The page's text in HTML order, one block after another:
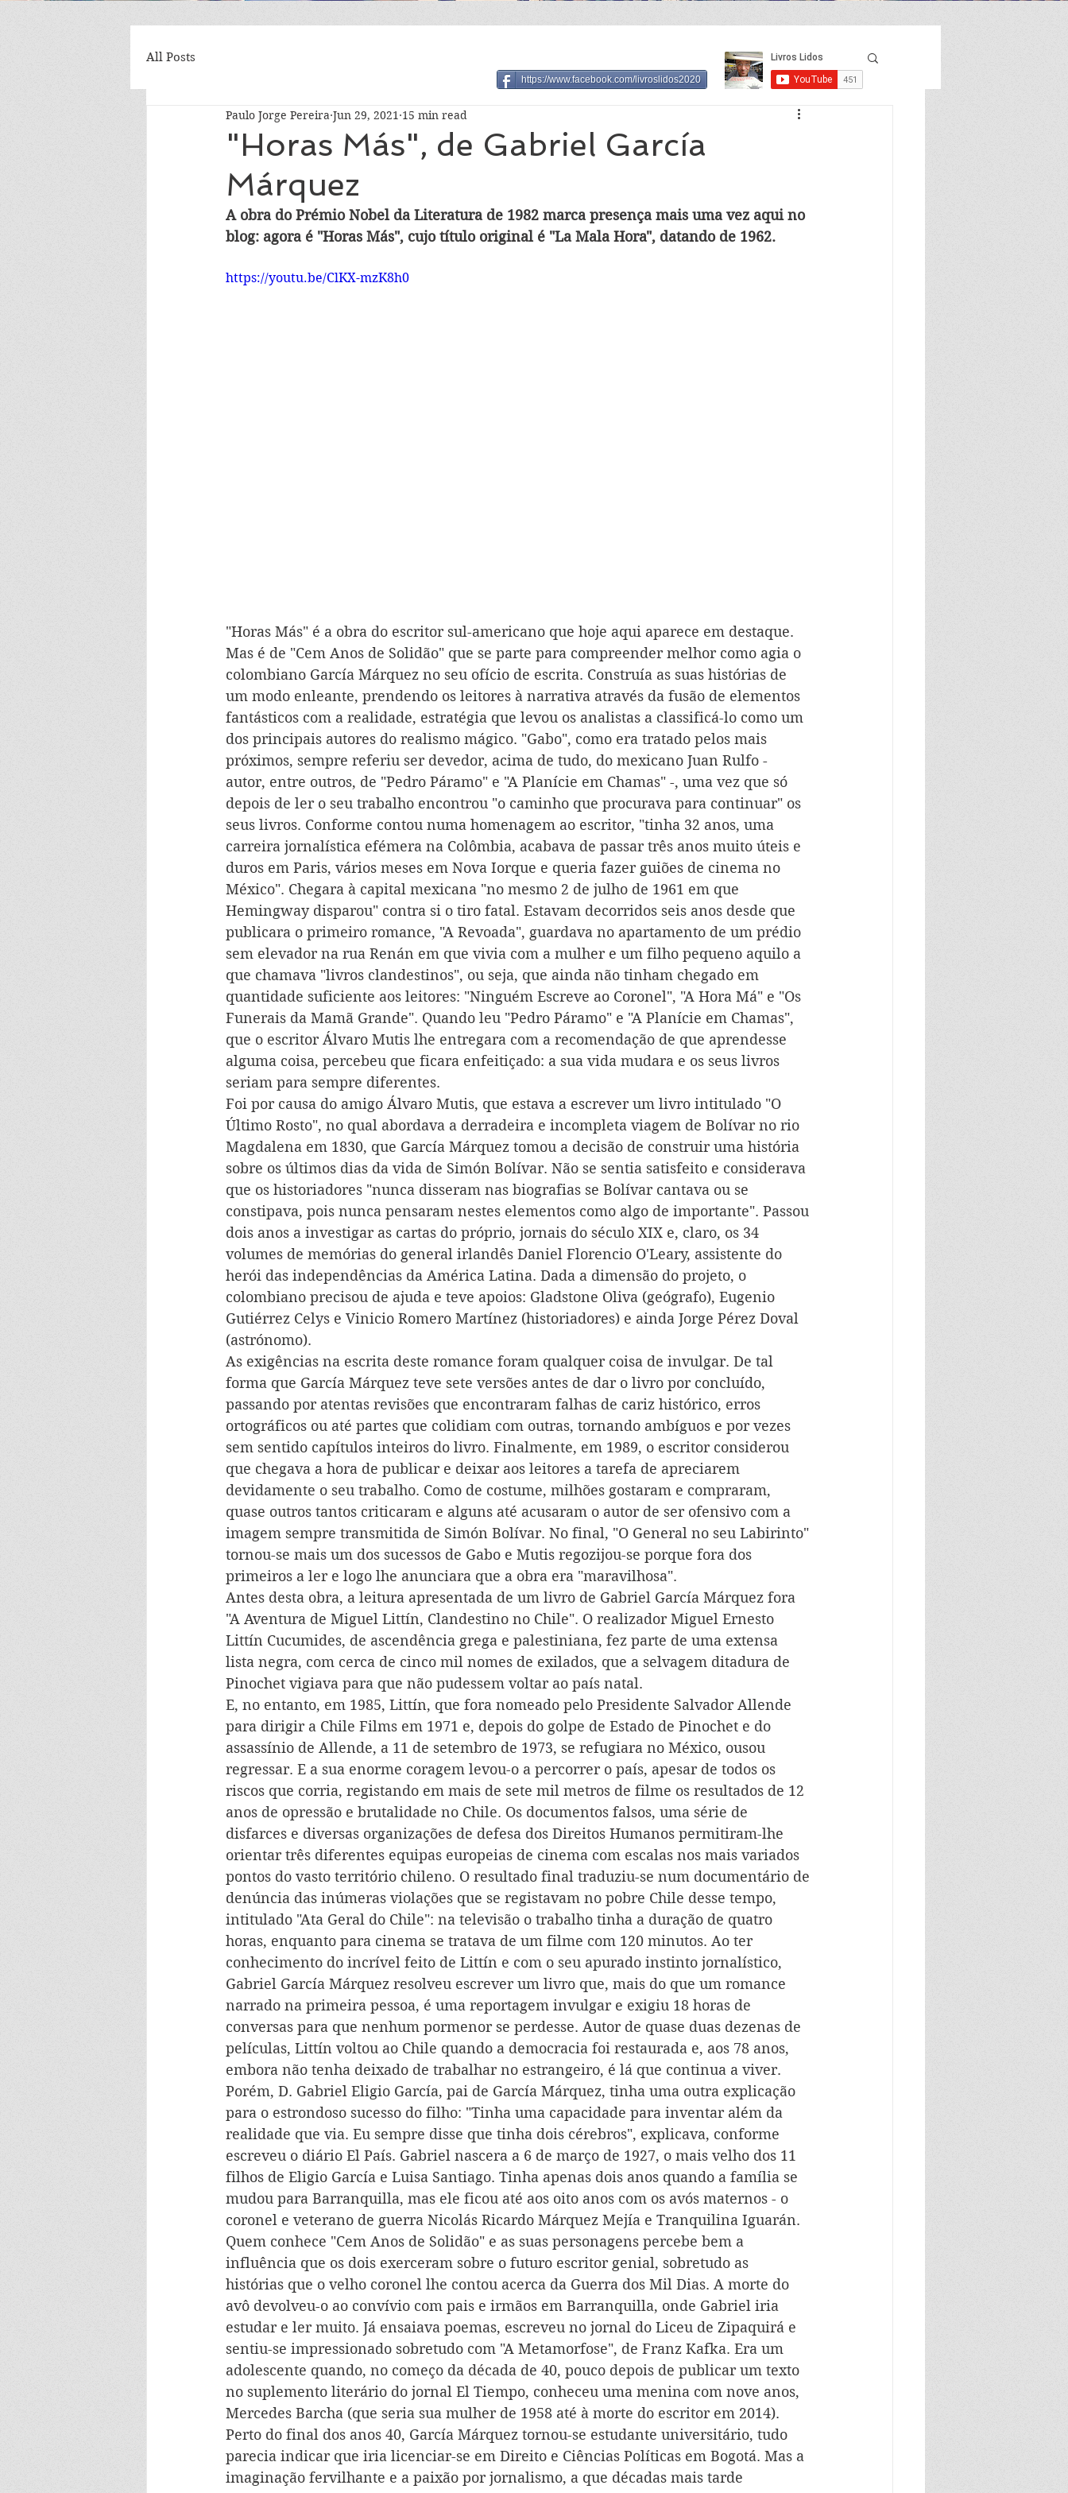
All Posts
"Horas Más", de Gabriel García
Márquez
Paulo Jorge Pereira Jun 29, 2021 15 min read
A obra do Prémio Nobel da Literatura de 1982 marca presença mais uma vez aqui no
blog: agora é "Horas Más", cujo título original é "La Mala Hora", datando de 1962.
https://youtu.be/ClKX-mzK8h0
"Horas Más" é a obra do escritor sul-americano que hoje aqui aparece em destaque.
Mas é de "Cem Anos de Solidão" que se parte para compreender melhor como agia o
colombiano García Márquez no seu ofício de escrita. Construía as suas histórias de
um modo enleante, prendendo os leitores à narrativa através da fusão de elementos
fantásticos com a realidade, estratégia que levou os analistas a classificá-lo como um
dos principais autores do realismo mágico. "Gabo", como era tratado pelos mais
próximos, sempre referiu ser devedor, acima de tudo, do mexicano Juan Rulfo -
autor, entre outros, de "Pedro Páramo" e "A Planície em Chamas" -, uma vez que só
depois de ler o seu trabalho encontrou "o caminho que procurava para continuar" os
seus livros. Conforme contou numa homenagem ao escritor, "tinha 32 anos, uma
carreira jornalística efémera na Colômbia, acabava de passar três anos muito úteis e
duros em Paris, vários meses em Nova Iorque e queria fazer guiões de cinema no
México". Chegara à capital mexicana "no mesmo 2 de julho de 1961 em que
Hemingway disparou" contra si o tiro fatal. Estavam decorridos seis anos desde que
publicara o primeiro romance, "A Revoada", guardava no apartamento de um prédio
sem elevador na rua Renán em que vivia com a mulher e um filho pequeno aquilo a
que chamava "livros clandestinos", ou seja, que ainda não tinham chegado em
quantidade suficiente aos leitores: "Ninguém Escreve ao Coronel", "A Hora Má" e "Os
Funerais da Mamã Grande". Quando leu "Pedro Páramo" e "A Planície em Chamas",
que o escritor Álvaro Mutis lhe entregara com a recomendação de que aprendesse
alguma coisa, percebeu que ficara enfeitiçado: a sua vida mudara e os seus livros
seriam para sempre diferentes.
Foi por causa do amigo Álvaro Mutis, que estava a escrever um livro intitulado "O
Último Rosto", no qual abordava a derradeira e incompleta viagem de Bolívar no rio
Magdalena em 1830, que García Márquez tomou a decisão de construir uma história
sobre os últimos dias da vida de Simón Bolívar. Não se sentia satisfeito e considerava
que os historiadores "nunca disseram nas biografias se Bolívar cantava ou se
constipava, pois nunca pensaram nestes elementos como algo de importante". Passou
dois anos a investigar as cartas do próprio, jornais do século XIX e, claro, os 34
volumes de memórias do general irlandês Daniel Florencio O'Leary, assistente do
herói das independências da América Latina. Dada a dimensão do projeto, o
colombiano precisou de ajuda e teve apoios: Gladstone Oliva (geógrafo), Eugenio
Gutiérrez Celys e Vinicio Romero Martínez (historiadores) e ainda Jorge Pérez Doval
(astrónomo).
As exigências na escrita deste romance foram qualquer coisa de invulgar. De tal
forma que García Márquez teve sete versões antes de dar o livro por concluído,
passando por atentas revisões que encontraram falhas de cariz histórico, erros
ortográficos ou até partes que colidiam com outras, tornando ambíguos e por vezes
sem sentido capítulos inteiros do livro. Finalmente, em 1989, o escritor considerou
que chegava a hora de publicar e deixar aos leitores a tarefa de apreciarem
devidamente o seu trabalho. Como de costume, milhões gostaram e compraram,
quase outros tantos criticaram e alguns até acusaram o autor de ser ofensivo com a
imagem sempre transmitida de Simón Bolívar. No final, "O General no seu Labirinto"
tornou-se mais um dos sucessos de Gabo e Mutis regozijou-se porque fora dos
primeiros a ler e logo lhe anunciara que a obra era "maravilhosa".
Antes desta obra, a leitura apresentada de um livro de Gabriel García Márquez fora
"A Aventura de Miguel Littín, Clandestino no Chile". O realizador Miguel Ernesto
Littín Cucumides, de ascendência grega e palestiniana, fez parte de uma extensa
lista negra, com cerca de cinco mil nomes de exilados, que a selvagem ditadura de
Pinochet vigiava para que não pudessem voltar ao país natal.
E, no entanto, em 1985, Littín, que fora nomeado pelo Presidente Salvador Allende
para dirigir a Chile Films em 1971 e, depois do golpe de Estado de Pinochet e do
assassínio de Allende, a 11 de setembro de 1973, se refugiara no México, ousou
regressar. E a sua enorme coragem levou-o a percorrer o país, apesar de todos os
riscos que corria, registando em mais de sete mil metros de filme os resultados de 12
anos de opressão e brutalidade no Chile. Os documentos falsos, uma série de
disfarces e diversas organizações de defesa dos Direitos Humanos permitiram-lhe
orientar três diferentes equipas europeias de cinema com escalas nos mais variados
pontos do vasto território chileno. O resultado final traduziu-se num documentário de
denúncia das inúmeras violações que se registavam no pobre Chile desse tempo,
intitulado "Ata Geral do Chile": na televisão o trabalho tinha a duração de quatro
horas, enquanto para cinema se tratava de um filme com 120 minutos. Ao ter
conhecimento do incrível feito de Littín e com o seu apurado instinto jornalístico,
Gabriel García Márquez resolveu escrever um livro que, mais do que um romance
narrado na primeira pessoa, é uma reportagem invulgar e exigiu 18 horas de
conversas para que nenhum pormenor se perdesse. Autor de quase duas dezenas de
películas, Littín voltou ao Chile quando a democracia foi restaurada e, aos 78 anos,
embora não tenha deixado de trabalhar no estrangeiro, é lá que continua a viver.
Porém, D. Gabriel Eligio García, pai de García Márquez, tinha uma outra explicação
para o estrondoso sucesso do filho: "Tinha uma capacidade para inventar além da
realidade que via. Eu sempre disse que tinha dois cérebros", explicava, conforme
escreveu o diário El País. Gabriel nascera a 6 de março de 1927, o mais velho dos 11
filhos de Eligio García e Luisa Santiago. Tinha apenas dois anos quando a família se
mudou para Barranquilla, mas ele ficou até aos oito anos com os avós maternos - o
coronel e veterano de guerra Nicolás Ricardo Márquez Mejía e Tranquilina Iguarán.
Quem conhece "Cem Anos de Solidão" e as suas personagens percebe bem a
influência que os dois exerceram sobre o futuro escritor genial, sobretudo as
histórias que o velho coronel lhe contou acerca da Guerra dos Mil Dias. A morte do
avô devolveu-o ao convívio com pais e irmãos em Barranquilla, onde Gabriel iria
estudar e ler muito. Já ensaiava poemas, escreveu no jornal do Liceu de Zipaquirá e
sentiu-se impressionado sobretudo com "A Metamorfose", de Franz Kafka. Era um
adolescente quando, no começo da década de 40, pouco depois de publicar um texto
no suplemento literário do jornal El Tiempo, conheceu uma menina com nove anos,
Mercedes Barcha (que seria sua mulher de 1958 até à morte do escritor em 2014).
Perto do final dos anos 40, García Márquez tornou-se estudante universitário, tudo
parecia indicar que iria licenciar-se em Direito e Ciências Políticas em Bogotá. Mas a
imaginação fervilhante e a paixão por jornalismo, a que décadas mais tarde
https://www.facebook.com/livroslidos2020